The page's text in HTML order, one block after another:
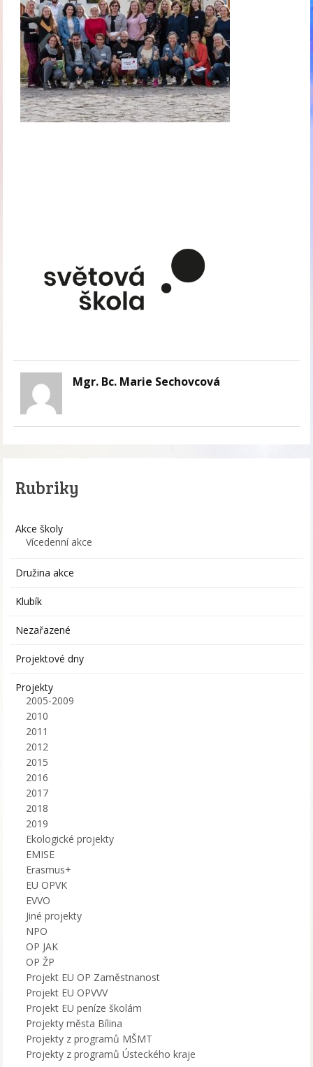
Mgr. Bc. Marie Sechovcová
Rubriky
Akce školy
Vícedenní akce
Družina akce
Klubík
Nezařazené
Projektové dny
Projekty
2005-2009
2010
2011
2012
2015
2016
2017
2018
2019
Ekologické projekty
EMISE
Erasmus+
EU OPVK
EVVO
Jiné projekty
NPO
OP JAK
OP ŽP
Projekt EU OP Zaměstnanost
Projekt EU OPVVV
Projekt EU peníze školám
Projekty města Bílina
Projekty z programů MŠMT
Projekty z programů Ústeckého kraje